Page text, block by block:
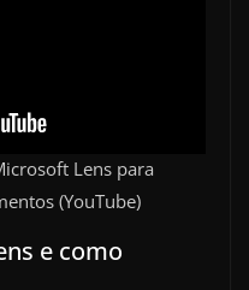
Lens para
(YouTube)
e como